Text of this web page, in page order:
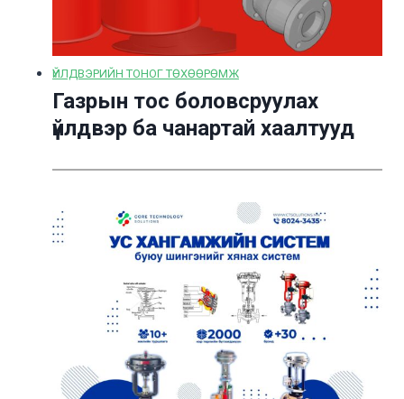
ҮЙЛДВЭРИЙН ТОНОГ ТӨХӨӨРӨМЖ
Газрын тос боловсруулах
үйлдвэр ба чанартай хаалтууд